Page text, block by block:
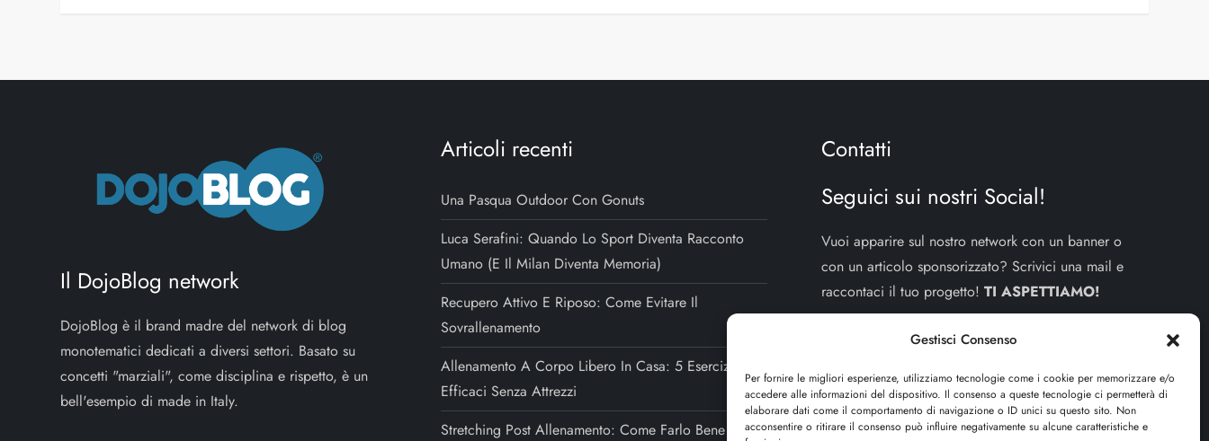
Gestisci Consenso
Per fornire le migliori esperienze, utilizziamo tecnologie come i cookie per memorizzare e/o
accedere alle informazioni del dispositivo. Il consenso a queste tecnologie ci permetterà di
elaborare dati come il comportamento di navigazione o ID unici su questo sito. Non
acconsentire o ritirare il consenso può influire negativamente su alcune caratteristiche e
i
o
n
e
Il DojoBlog network
DojoBlog è il brand madre del network di blog
monotematici dedicati a diversi settori. Basato su
concetti "marziali", come disciplina e rispetto, è un
bell'esempio di made in Italy.
Articoli recenti
Una Pasqua Outdoor Con Gonuts
Luca Serafini: Quando Lo Sport Diventa Racconto
Umano (e Il Milan Diventa Memoria)
Recupero Attivo E Riposo: Come Evitare Il
Sovrallenamento
Allenamento A Corpo Libero In Casa: 5 Esercizi
Efficaci Senza Attrezzi
Stretching Post Allenamento: Come Farlo Bene E
Contatti
Seguici sui nostri Social!
Vuoi apparire sul nostro network con un banner o
con un articolo sponsorizzato? Scrivici una mail e
raccontaci il tuo progetto!TI ASPETTIAMO!
info e contatti:staff@dojoblog.it
dojouomo.it è un progetto facente parte del network
dojoblog.it di proprietà dellaReadMore ADVcon
sede legale in Via delle Sirene 34 - Roma - P.iva: